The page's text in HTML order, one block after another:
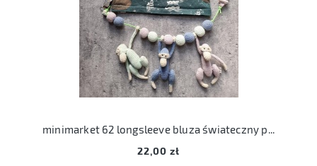
minimarket 62 longsleeve bluza świateczny print
22,00 zł